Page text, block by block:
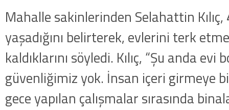
Mahalle sakinlerinden Selahattin Kılıç,
yaşadığını belirterek, evlerini terk
kaldıklarını söyledi. Kılıç, “Şu anda
güvenliğimiz yok. İnsan içeri girmeye
gece yapılan çalışmalar sırasında